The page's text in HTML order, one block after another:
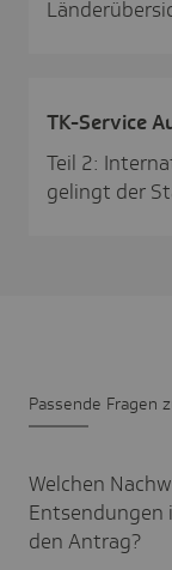
TK-Service
Teil 2:
gelingt der
Passende Fragen
Welchen
Entsendungen
den Antrag?